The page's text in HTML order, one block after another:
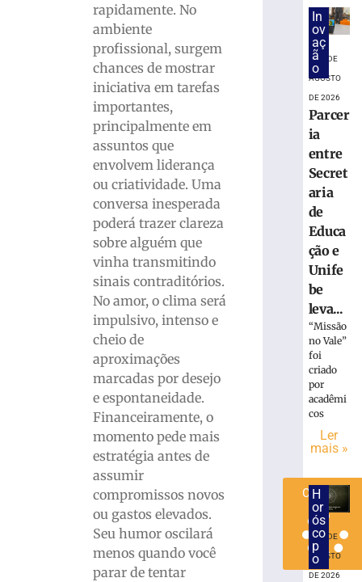
rapidamente. No
ambiente
profissional, surgem
chances de mostrar
iniciativa em tarefas
importantes,
principalmente em
assuntos que
envolvem liderança
ou criatividade. Uma
conversa inesperada
poderá trazer clareza
sobre alguém que
vinha transmitindo
sinais contraditórios.
No amor, o clima será
impulsivo, intenso e
cheio de
aproximações
marcadas por desejo
e espontaneidade.
Financeiramente, o
momento pede mais
estratégia antes de
assumir
compromissos novos
ou gastos elevados.
Seu humor oscilará
menos quando você
parar de tentar
agosto
mais
Polícia
Federal
indicia
pessoas
queda
avião
Voepass
agosto
mais
Carregar
mais »
In
ov
aç
ã
o
7 DE
AGOSTO
DE 2026
Parcer
ia
entre
Secret
aria
de
Educa
ção e
Unife
be
leva...
“Missão
no Vale”
foi
criado
por
acadêmi
cos
Ler
mais »
H
or
ós
co
p
o
7 DE
AGOSTO
DE 2026